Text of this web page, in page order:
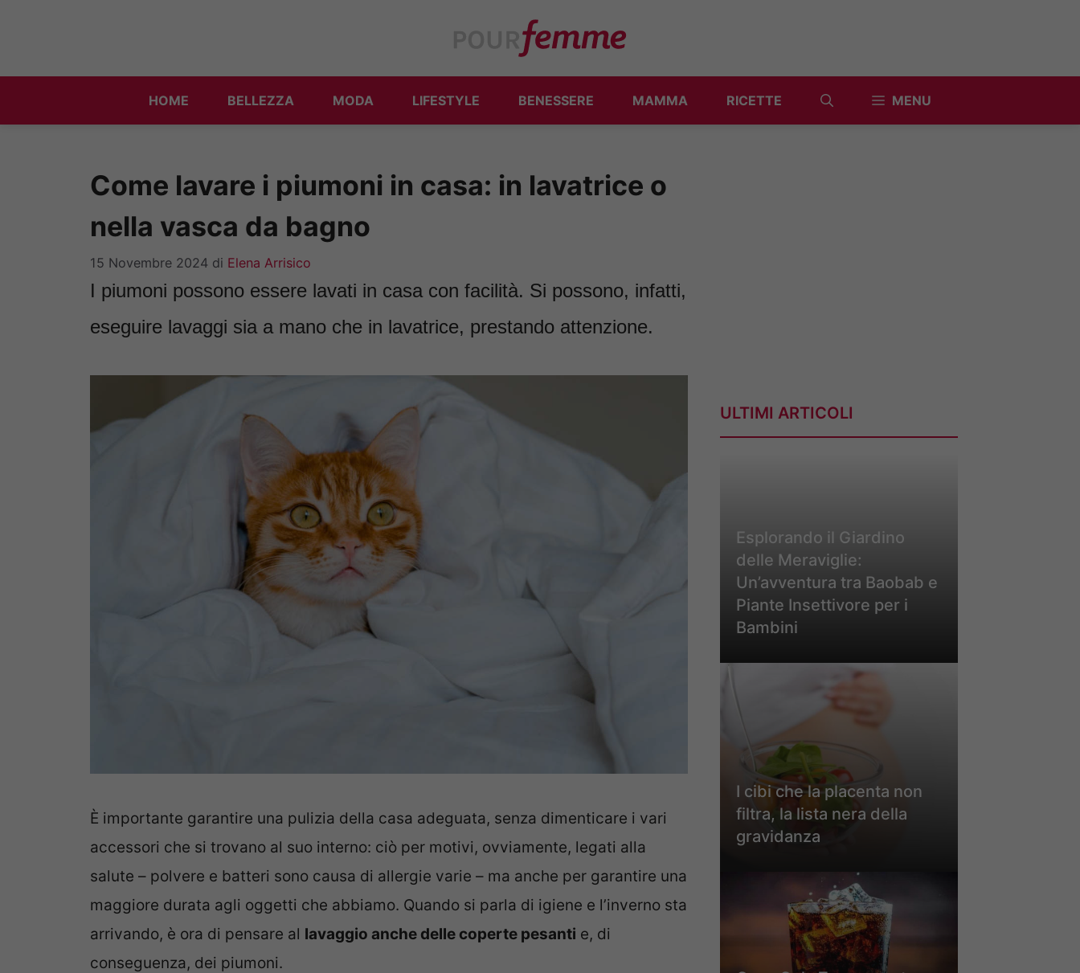
HOME BELLEZZA MODA LIFESTYLE BENESSERE MAMMA RICETTE MENU
Come lavare i piumoni in casa: in lavatrice o
nella vasca da bagno
15 Novembre 2024 di Elena Arrisico
I piumoni possono essere lavati in casa con facilità. Si possono, infatti,
eseguire lavaggi sia a mano che in lavatrice, prestando attenzione.
È importante garantire una pulizia della casa adeguata, senza dimenticare i vari
accessori che si trovano al suo interno: ciò per motivi, ovviamente, legati alla
salute – polvere e batteri sono causa di allergie varie – ma anche per garantire una
maggiore durata agli oggetti che abbiamo. Quando si parla di igiene e l’inverno sta
arrivando, è ora di pensare al lavaggio anche delle coperte pesanti e, di
conseguenza, dei piumoni.
ULTIMI ARTICOLI
Esplorando il Giardino
delle Meraviglie:
Un’avventura tra Baobab e
Piante Insettivore per i
Bambini
I cibi che la placenta non
filtra, la lista nera della
gravidanza